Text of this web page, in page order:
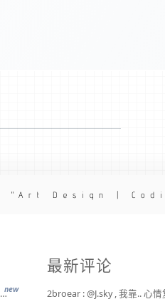
Art Design |
中国特色APP，到底谁来治？new
最新评论